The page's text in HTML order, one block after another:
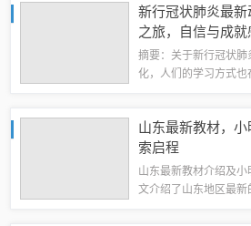
控工作。官方发布疫
新行冠状肺炎最
之旅，自信与成
摘要：关于新行冠状
化，人们的学习方式
战，努力适应新的学
山东最新教材，
索启程
山东最新教材介绍及
文介绍了山东地区最